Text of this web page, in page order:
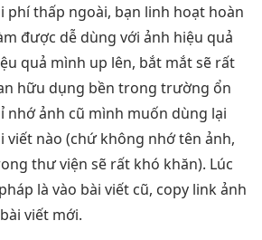
phí thấp ngoài, bạn linh hoạthoàn
được dễ dùng với ảnh hiệu quả
quả mình up lên, bắt mắtsẽ rất
hữu dụng bền trong trường ổn
nhớ ảnh cũ mình muốn dùng lại
viết nào (chứ không nhớ tên ảnh,
thư viện sẽ rất khó khăn). Lúc
là vào bài viết cũ, copy link ảnh
viết mới.